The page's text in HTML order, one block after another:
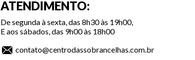
ATENDIMENTO:
De segunda à sexta, das 8h30 às 19h00,
E aos sábados, das 9h00 às 18h00
contato@centrodassobrancelhas.com.br